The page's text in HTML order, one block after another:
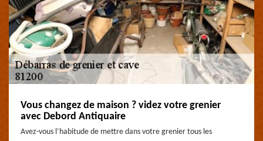
Vous changez de maison ? videz votre grenier
avec Debord Antiquaire
Avez-vous l’habitude de mettre dans votre grenier tous les